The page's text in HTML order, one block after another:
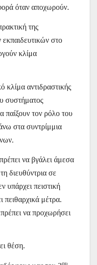
όταν αποχωρούν.
της
στο
κλίμα
κλίμα αντιδραστικής
συστήματος
παίξουν τον ρόλο του
στα συντρίμμια
να βγάλει άμεσα
διευθύντρια σε
υπάρχει πειστική
πειθαρχικά μέτρα.
να προχωρήσει
θέση.
ου